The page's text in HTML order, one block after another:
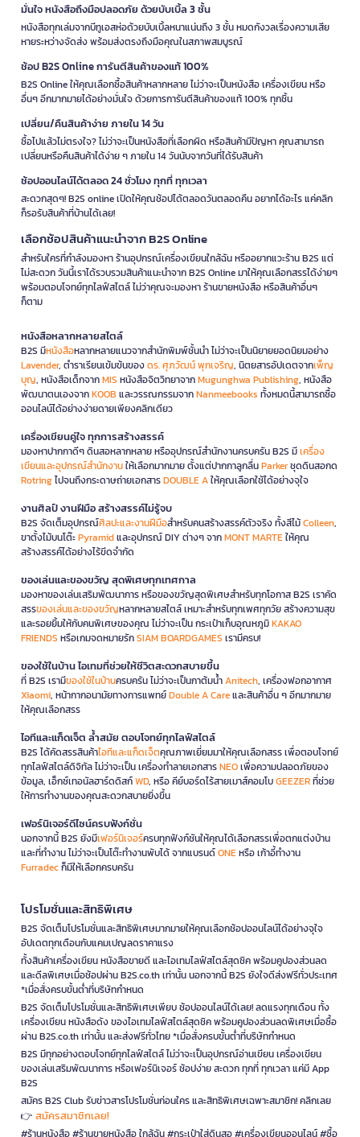
มั่นใจ หนังสือถึงมือปลอดภัย ด้วยบับเบิ้ล 3 ชั้น
หนังสือทุกเล่มจากบีทูเอสห่อด้วยบับเบิ้ลหนาแน่นถึง 3 ชั้น หมดกังวลเรื่องความเสีย
หายระหว่างจัดส่ง พร้อมส่งตรงถึงมือคุณในสภาพสมบูรณ์
ช้อป B2S Online การันตีสินค้าของแท้ 100%
B2S Online ให้คุณเลือกซื้อสินค้าหลากหลาย ไม่ว่าจะเป็นหนังสือ เครื่องเขียน หรือ
อื่นๆ อีกมากมายได้อย่างมั่นใจ ด้วยการการันตีสินค้าของแท้ 100% ทุกชิ้น
เปลี่ยน/คืนสินค้าง่าย ภายใน 14 วัน
ซื้อไปแล้วไม่ตรงใจ? ไม่ว่าจะเป็นหนังสือที่เลือกผิด หรือสินค้ามีปัญหา คุณสามารถ
เปลี่ยนหรือคืนสินค้าได้ง่าย ๆ ภายใน 14 วันนับจากวันที่ได้รับสินค้า
ช้อปออนไลน์ได้ตลอด 24 ชั่วโมง ทุกที่ ทุกเวลา
สะดวกสุดๆ! B2S online เปิดให้คุณช้อปได้ตลอดวันตลอดคืน อยากได้อะไร แค่คลิก
ก็รอรับสินค้าที่บ้านได้เลย!
เลือกช้อปสินค้าแนะนำจาก B2S Online
สำหรับใครที่กำลังมองหา ร้านอุปกรณ์เครื่องเขียนใกล้ฉัน หรืออยากแวะร้าน B2S แต่
ไม่สะดวก วันนี้เราได้รวบรวมสินค้าแนะนำจาก B2S Online มาให้คุณเลือกสรรได้ง่ายๆ
พร้อมตอบโจทย์ทุกไลฟ์สไตล์ ไม่ว่าคุณจะมองหา ร้านขายหนังสือ หรือสินค้าอื่นๆ
ก็ตาม
หนังสือหลากหลายสไตล์
B2S มีหนังสือหลากหลายแนวจากสำนักพิมพ์ชั้นนำ ไม่ว่าจะเป็นนิยายยอดนิยมอย่าง
Lavender, ตำราเรียนเข้มข้นของดร. ศุภวัฒน์ พุกเจริญ, นิตยสารอัปเดตจากเพ็ญ
บุญ, หนังสือเด็กจากMIS หนังสือจิตวิทยาจากMugunghwa Publishing, หนังสือ
พัฒนาตนเองจากKOOB และวรรณกรรมจากNanmeebooks ทั้งหมดนี้สามารถซื้อ
ออนไลน์ได้อย่างง่ายดายเพียงคลิกเดียว
เครื่องเขียนคู่ใจ ทุกการสร้างสรรค์
มองหาปากกาดีๆ ดินสอหลากหลาย หรืออุปกรณ์สำนักงานครบครัน B2S มีเครื่อง
เขียนและอุปกรณ์สำนักงานให้เลือกมากมาย ตั้งแต่ปากกาลูกลื่นParkerชุดดินสอกด
Rotringไปจนถึงกระดาษถ่ายเอกสารDOUBLE Aให้คุณเลือกใช้ได้อย่างจุใจ
งานศิลป์ งานฝีมือ สร้างสรรค์ไม่รู้จบ
B2S จัดเต็มอุปกรณ์ศิลปะและงานฝีมือสำหรับคนสร้างสรรค์ตัวจริง ทั้งสีไม้Colleen,
ขาตั้งไม้บนโต๊ะPyramidและอุปกรณ์ DIY ต่างๆ จากMONT MARTEให้คุณ
สร้างสรรค์ได้อย่างไร้ขีดจำกัด
ของเล่นและของขวัญ สุดพิเศษทุกเทศกาล
มองหาของเล่นเสริมพัฒนาการ หรือของขวัญสุดพิเศษสำหรับทุกโอกาส B2S เราคัด
สรรของเล่นและของขวัญหลากหลายสไตล์ เหมาะสำหรับทุกเพศทุกวัย สร้างความสุข
และรอยยิ้มให้กับคนพิเศษของคุณ ไม่ว่าจะเป็น กระเป๋าเก็บอุณหภูมิKAKAO
FRIENDS หรือเกมจดหมายรักSIAM BOARDGAMES เรามีครบ!
ของใช้ในบ้าน ไอเทมที่ช่วยให้ชีวิตสะดวกสบายขึ้น
ที่ B2S เรามีของใช้ในบ้านครบครัน ไม่ว่าจะเป็นกาต้มน้ำAnitech, เครื่องฟอกอากาศ
Xiaomi, หน้ากากอนามัยทางการแพทย์Double A Careและสินค้าอื่น ๆ อีกมากมาย
ให้คุณเลือกสรร
ไอทีและแก็ดเจ็ต ล้ำสมัย ตอบโจทย์ทุกไลฟ์สไตล์
B2S ได้คัดสรรสินค้าไอทีและแก็ดเจ็ตคุณภาพเยี่ยมมาให้คุณเลือกสรร เพื่อตอบโจทย์
ทุกไลฟ์สไตล์ดิจิทัล ไม่ว่าจะเป็น เครื่องทำลายเอกสารNEOเพื่อความปลอดภัยของ
ข้อมูล, เอ็กซ์เทอนัลฮาร์ดดิสก์WD, หรือ คีย์บอร์ดไร้สายเมาส์คอมโบGEEZERที่ช่วย
ให้การทำงานของคุณสะดวกสบายยิ่งขึ้น
เฟอร์นิเจอร์ดีไซน์ครบฟังก์ชั่น
นอกจากนี้ B2S ยังมีเฟอร์นิเจอร์ครบทุกฟังก์ชันให้คุณได้เลือกสรรเพื่อตกแต่งบ้าน
และที่ทำงาน ไม่ว่าจะเป็นโต๊ะทำงานพับได้ จากแบรนด์ONEหรือ เก้าอี้ทำงาน
Furradecก็มีให้เลือกครบครัน
โปรโมชั่นและสิทธิพิเศษ
B2S จัดเต็มโปรโมชั่นและสิทธิพิเศษมากมายให้คุณเลือกช้อปออนไลน์ได้อย่างจุใจ
อัปเดตทุกเดือนกับแคมเปญลดราคาแรง
ทั้งสินค้าเครื่องเขียน หนังสือขายดี และไอเทมไลฟ์สไตล์สุดชิค พร้อมคูปองส่วนลด
และดีลพิเศษเมื่อช้อปผ่าน B2S.co.th เท่านั้น นอกจากนี้ B2S ยังใจดีส่งฟรีทั่วประเทศ
*เมื่อสั่งครบขั้นต่ำที่บริษัทกำหนด
B2S จัดเต็มโปรโมชั่นและสิทธิพิเศษเพียบ ช้อปออนไลน์ได้เลย! ลดแรงทุกเดือน ทั้ง
เครื่องเขียน หนังสือดัง ของไอเทมไลฟ์สไตล์สุดชิค พร้อมคูปองส่วนลดพิเศษเมื่อซื้อ
ผ่าน B2S.co.th เท่านั้น และส่งฟรีทั่วไทย *เมื่อสั่งครบขั้นต่ำที่บริษัทกำหนด
B2S มีทุกอย่างตอบโจทย์ทุกไลฟ์สไตล์ ไม่ว่าจะเป็นอุปกรณ์อ่านเขียน เครื่องเขียน
ของเล่นเสริมพัฒนาการ หรือเฟอร์นิเจอร์ ช้อปง่าย สะดวก ทุกที่ ทุกเวลา แค่มี App
B2S
สมัคร B2S Club รับข่าวสารโปรโมชั่นก่อนใคร และสิทธิพิเศษเฉพาะสมาชิก! คลิกเลย
👉 สมัครสมาชิกเลย!
#ร้านหนังสือ #ร้านขายหนังสือ ใกล้ฉัน #กระเป๋าใส่ดินสอ #เครื่องเขียนออนไลน์ #ซื้อ